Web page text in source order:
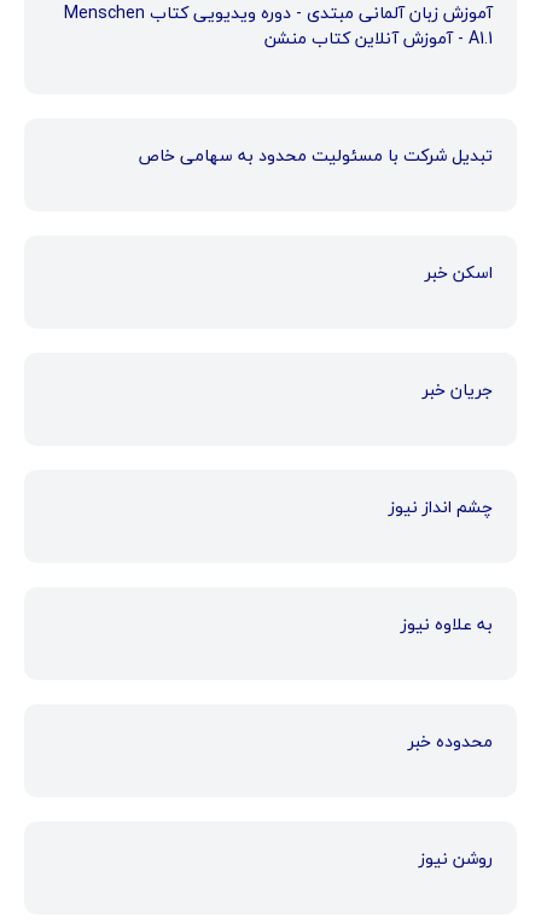
آموزش زبان آلمانی مبتدی - دوره ویدیویی کتاب Menschen
A1.1 - آموزش آنلاین کتاب منشن
تبدیل شرکت با مسئولیت محدود به سهامی خاص
اسکن خبر
جریان خبر
چشم انداز نیوز
به علاوه نیوز
محدوده خبر
روشن نیوز